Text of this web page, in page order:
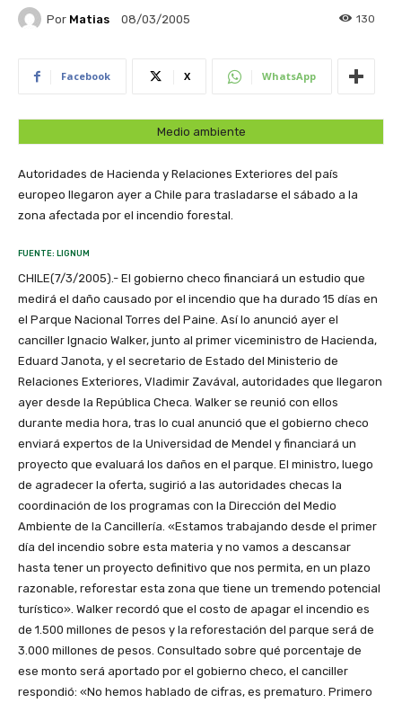
Por Matias 08/03/2005 130
Facebook X WhatsApp
Medio ambiente
Autoridades de Hacienda y Relaciones Exteriores del país
europeo llegaron ayer a Chile para trasladarse el sábado a la
zona afectada por el incendio forestal.
FUENTE: LIGNUM
CHILE(7/3/2005).- El gobierno checo financiará un estudio que
medirá el daño causado por el incendio que ha durado 15 días en
el Parque Nacional Torres del Paine. Así lo anunció ayer el
canciller Ignacio Walker, junto al primer viceministro de Hacienda,
Eduard Janota, y el secretario de Estado del Ministerio de
Relaciones Exteriores, Vladimir Zavával, autoridades que llegaron
ayer desde la República Checa. Walker se reunió con ellos
durante media hora, tras lo cual anunció que el gobierno checo
enviará expertos de la Universidad de Mendel y financiará un
proyecto que evaluará los daños en el parque. El ministro, luego
de agradecer la oferta, sugirió a las autoridades checas la
coordinación de los programas con la Dirección del Medio
Ambiente de la Cancillería. «Estamos trabajando desde el primer
día del incendio sobre esta materia y no vamos a descansar
hasta tener un proyecto definitivo que nos permita, en un plazo
razonable, reforestar esta zona que tiene un tremendo potencial
turístico». Walker recordó que el costo de apagar el incendio es
de 1.500 millones de pesos y la reforestación del parque será de
3.000 millones de pesos. Consultado sobre qué porcentaje de
ese monto será aportado por el gobierno checo, el canciller
respondió: «No hemos hablado de cifras, es prematuro. Primero